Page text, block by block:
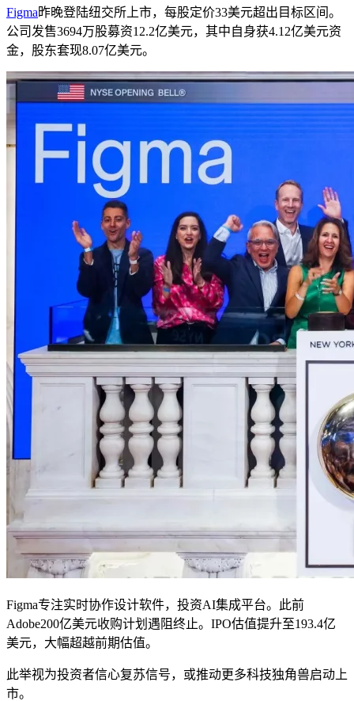
Figma昨晚登陆纽交所上市，每股定价33美元超出目标区间。
公司发售3694万股募资12.2亿美元，其中自身获4.12亿美元资
金，股东套现8.07亿美元。
Figma专注实时协作设计软件，投资AI集成平台。此前
Adobe200亿美元收购计划遇阻终止。IPO估值提升至193.4亿
美元，大幅超越前期估值。
此举视为投资者信心复苏信号，或推动更多科技独角兽启动上
市。